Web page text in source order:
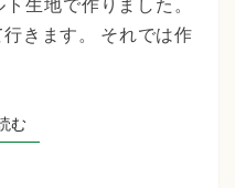
生地で作りました。
きます。 それでは作
むもっと読む